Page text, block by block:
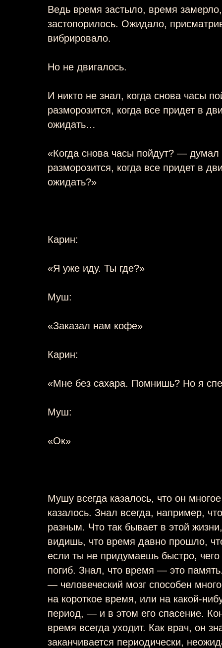
Ведь время застыло, время
застопорилось. Ожидало,
вибрировало.
Но не двигалось.
И никто не знал, когда снова часы
разморозится, когда все придет в
ожидать…
«Когда снова часы пойдут? —
разморозится, когда все придет в
ожидать?»
Карин:
«Я уже иду. Ты где?»
Муш:
«Заказал нам кофе»
Карин:
«Мне без сахара. Помнишь? Но я
Муш:
«Ок»
Мушу всегда казалось, что он
казалось. Знал всегда, например,
разным. Что так бывает в этой
видишь, что время давно прошло,
если ты не придумаешь быстро,
погиб. Знал, что время — это
— человеческий мозг способен
на короткое время, или на какой-
период, — и в этом его спасение.
время всегда уходит. Как врач, он
заканчивается периодически,